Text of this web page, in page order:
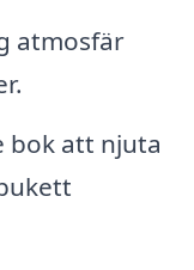
atmosfär
bok att njuta